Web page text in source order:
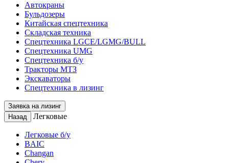
Автокраны
Бульдозеры
Китайская спецтехника
Складская техника
Спецтехника LGCE/LGMG/BULL
Спецтехника UMG
Спецтехника б/у
Тракторы МТЗ
Экскаваторы
Спецтехника в лизинг
Заявка на лизинг
Назад
Легковые
Легковые б/у
BAIC
Changan